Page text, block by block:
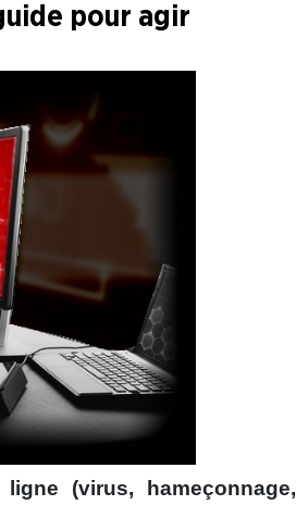
pour agir
(virus, hameçonnage,